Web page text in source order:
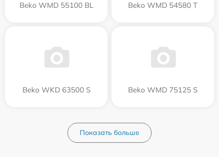
Beko WMD 55100 BL Beko WMD 54580 T
Beko WKD 63500 S Beko WMD 75125 S
Показать больше